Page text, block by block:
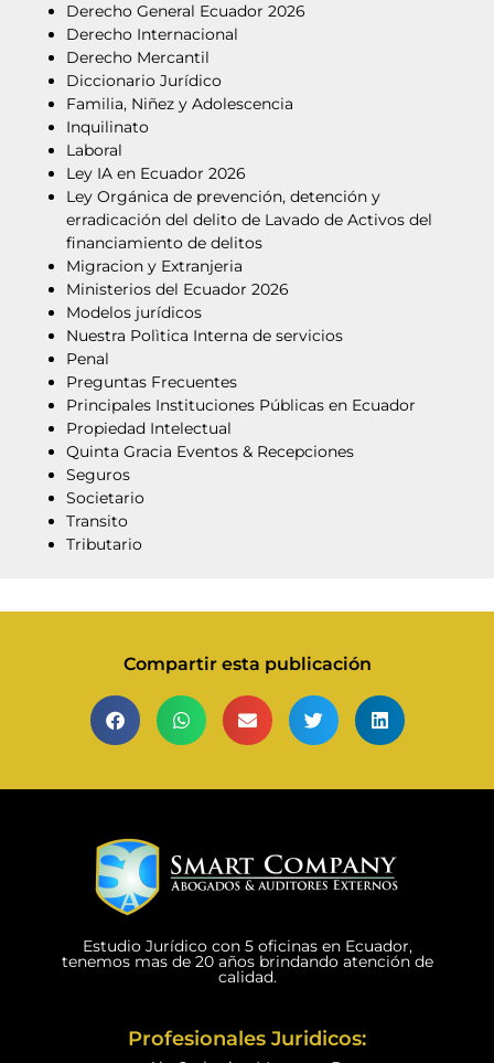
Derecho General Ecuador 2026
Derecho Internacional
Derecho Mercantil
Diccionario Jurídico
Familia, Niñez y Adolescencia
Inquilinato
Laboral
Ley IA en Ecuador 2026
Ley Orgánica de prevención, detención y
erradicación del delito de Lavado de Activos del
financiamiento de delitos
Migracion y Extranjeria
Ministerios del Ecuador 2026
Modelos jurídicos
Nuestra Polìtica Interna de servicios
Penal
Preguntas Frecuentes
Principales Instituciones Públicas en Ecuador
Propiedad Intelectual
Quinta Gracia Eventos & Recepciones
Seguros
Societario
Transito
Tributario
Compartir esta publicación
Estudio Jurídico con 5 oficinas en Ecuador,
tenemos mas de 20 años brindando atención de
calidad.
Profesionales Juridicos: